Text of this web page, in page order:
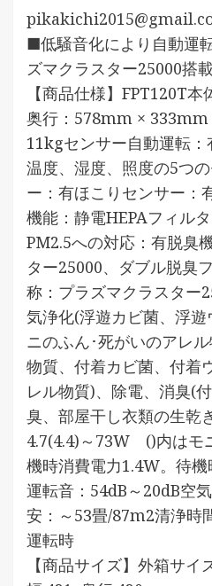
■低騒音化により自動運
ズマクラスター25000搭
【商品仕様】FPT120T
奥行：578mm × 333mm
11kgセンサー自動運転：
温度、湿度、照度の5つ
ー：有ほこりセンサー：
機能：静電HEPAフィル
PM2.5への対応：有脱臭
ター25000、ダブル脱臭
称：プラズマクラスター
気浄化(浮遊カビ菌、浮
ニのふん･死がいのアレ
物質、付着カビ菌、付着
レル物質)、除電、消臭(
臭、部屋干し衣類の生乾
4.7(4.4)～73W ()内はモ
機時消費電力1.4W。待
運転音：54dB～20dB空
安：～53畳/87m2清浄時
運転時
【商品サイズ】外箱サ